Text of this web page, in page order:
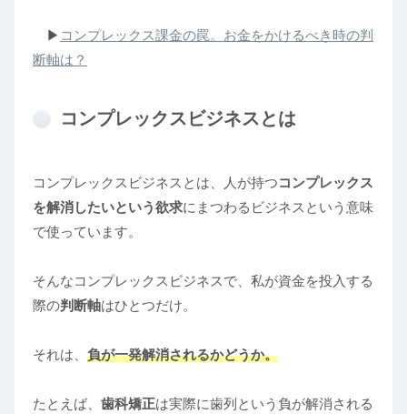
▶︎ コンプレックス課金の罠。お金をかけるべき時の判
断軸は？
コンプレックスビジネスとは
コンプレックスビジネスとは、人が持つコンプレックス
を解消したいという欲求にまつわるビジネスという意味
で使っています。
そんなコンプレックスビジネスで、私が資金を投入する
際の判断軸はひとつだけ。
それは、 負が一発解消されるかどうか。
たとえば、 歯科矯正は実際に歯列という負が解消される